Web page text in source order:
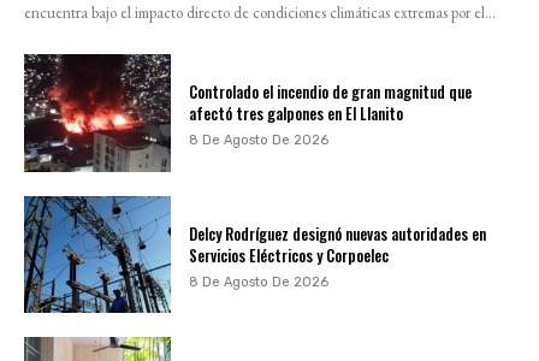
encuentra bajo el impacto directo de condiciones climáticas extremas por el...
Controlado el incendio de gran magnitud que
afectó tres galpones en El Llanito
8 De Agosto De 2026
Delcy Rodríguez designó nuevas autoridades en
Servicios Eléctricos y Corpoelec
8 De Agosto De 2026